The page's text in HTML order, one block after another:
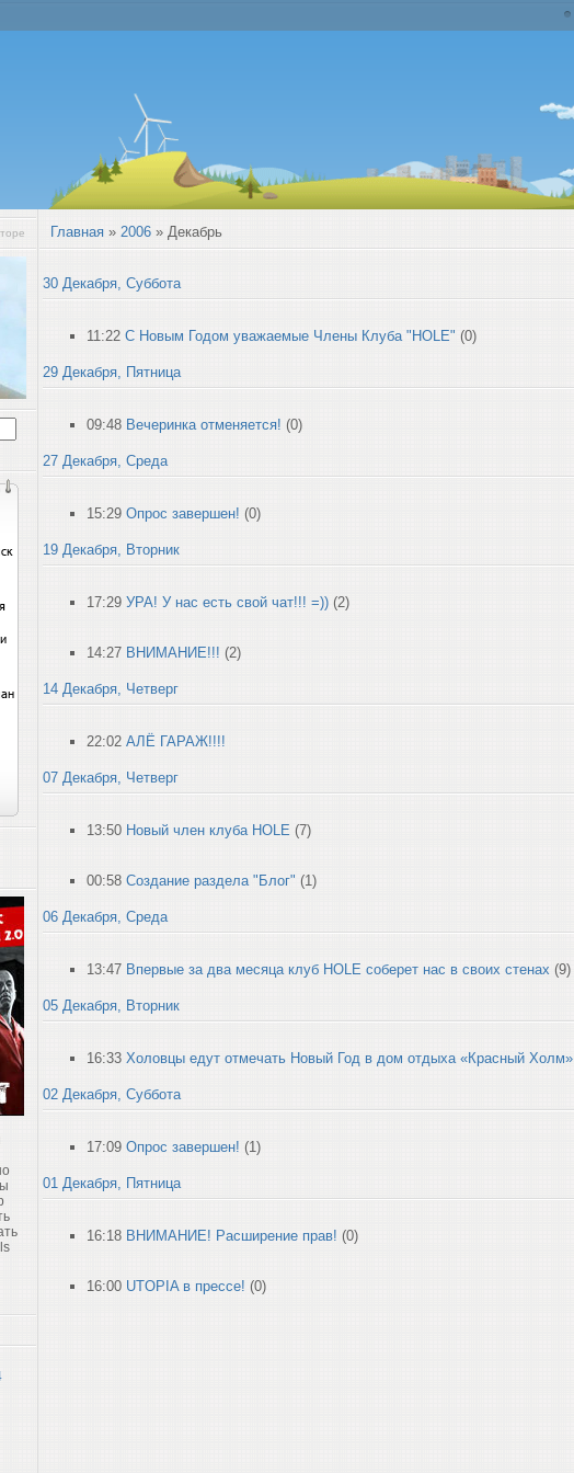
Главная »2006 » Декабрь
30 Декабря, Суббота
11:22 С Новым Годом уважаемые Члены Клуба "HOLE" (0)
29 Декабря, Пятница
09:48 Вечеринка отменяется! (0)
27 Декабря, Среда
15:29 Опрос завершен! (0)
19 Декабря, Вторник
17:29 УРА! У нас есть свой чат!!! =)) (2)
14:27 ВНИМАНИЕ!!! (2)
14 Декабря, Четверг
22:02 АЛЁ ГАРАЖ!!!!
07 Декабря, Четверг
13:50 Новый член клуба HOLE (7)
00:58 Создание раздела "Блог" (1)
06 Декабря, Среда
13:47 Впервые за два месяца клуб HOLE соберет нас в своих стенах (9)
05 Декабря, Вторник
16:33 Холовцы едут отмечать Новый Год в дом отдыха «Красный Холм»
02 Декабря, Суббота
17:09 Опрос завершен! (1)
01 Декабря, Пятница
16:18 ВНИМАНИЕ! Расширение прав! (0)
16:00 UTOPIA в прессе! (0)